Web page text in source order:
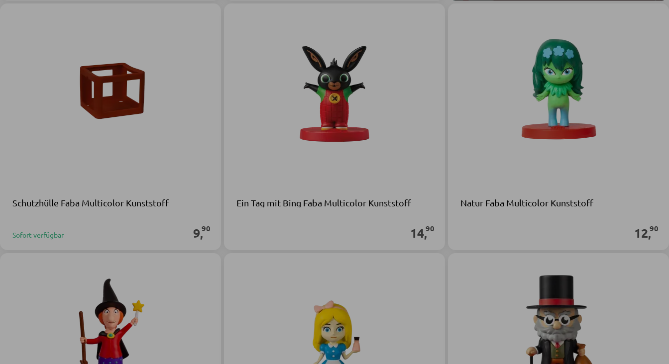
Schutzhülle Faba Multicolor Kunststoff
Sofort verfügbar 9,90
Ein Tag mit Bing Faba Multicolor Kunststoff
14,90
Natur Faba Multicolor Kunststoff
12,90